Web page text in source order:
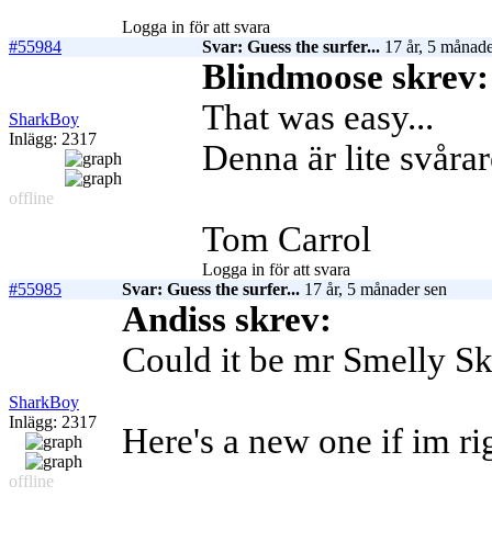
Logga in för att svara
#55984
Svar: Guess the surfer... 17 år, 5
SharkBoy
Inlägg: 2317
offline
Blindmoose skrev:
That was easy...
Denna är lite
Tom Carrol
Logga in för att svara
#55985
Svar: Guess the surfer... 17 år, 5 månader sen
SharkBoy
Inlägg: 2317
offline
Andiss skrev:
Could it be mr Smelly
Here's a new one if im